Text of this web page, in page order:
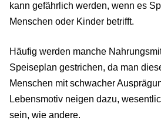
kann gefährlich werden, wenn es
Menschen oder Kinder betrifft.
Häufig werden manche
Speiseplan gestrichen, da man
Menschen mit schwacher
Lebensmotiv neigen dazu,
sein, wie andere.